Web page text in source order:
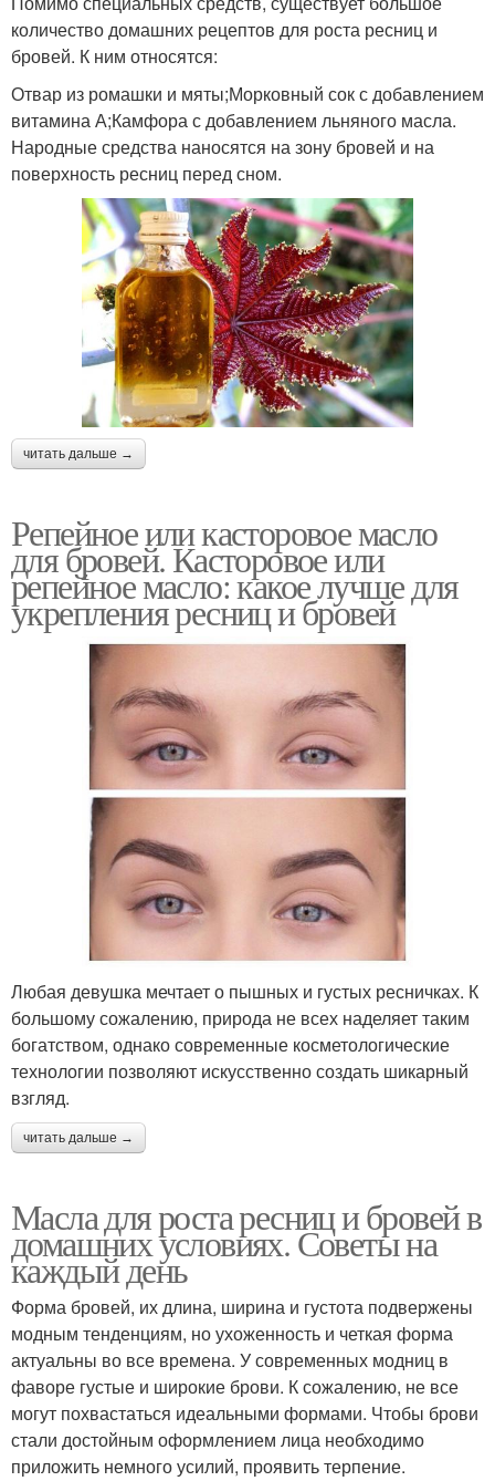
количество домашних рецептов для роста ресниц и
бровей. К ним относятся:
Отвар из ромашки и мяты;Морковный сок с добавлением
витамина А;Камфора с добавлением льняного масла.
Народные средства наносятся на зону бровей и на
поверхность ресниц перед сном.
читать дальше →
Репейное или касторовое масло
для бровей. Касторовое или
репейное масло: какое лучше для
укрепления ресниц и бровей
Любая девушка мечтает о пышных и густых ресничках. К
большому сожалению, природа не всех наделяет таким
богатством, однако современные косметологические
технологии позволяют искусственно создать шикарный
взгляд.
читать дальше →
Масла для роста ресниц и бровей в
домашних условиях. Советы на
каждый день
Форма бровей, их длина, ширина и густота подвержены
модным тенденциям, но ухоженность и четкая форма
актуальны во все времена. У современных модниц в
фаворе густые и широкие брови. К сожалению, не все
могут похвастаться идеальными формами. Чтобы брови
стали достойным оформлением лица необходимо
приложить немного усилий, проявить терпение.